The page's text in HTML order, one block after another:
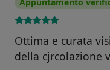
Ottima e curata
della cjrcolazione